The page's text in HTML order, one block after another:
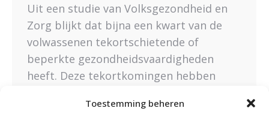
Toestemming beheren
Uit een studie van Volksgezondheid en
Zorg blijkt dat bijna een kwart van de
volwassenen tekortschietende of
beperkte gezondheidsvaardigheden
heeft. Deze tekortkomingen hebben
Opmerkelijk is dat laagopgeleide